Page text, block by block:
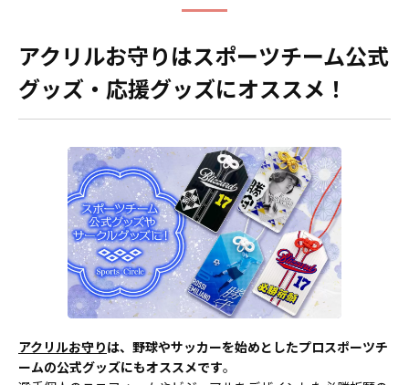
アクリルお守りはスポーツチーム公式
グッズ・応援グッズにオススメ！
アクリルお守りは、野球やサッカーを始めとしたプロスポーツチ
ームの公式グッズにもオススメです。